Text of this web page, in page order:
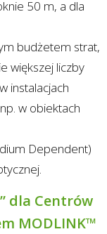
50 m, a dla
budżetem strat,
większej liczby
instalacjach
w obiektach
Dependent)
dla Centrów
MODLINK™